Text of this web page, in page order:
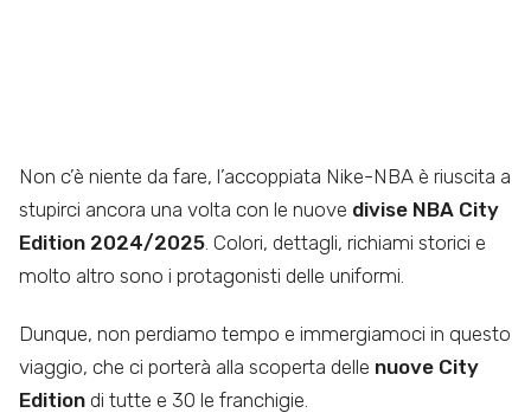
Non c’è niente da fare, l’accoppiata Nike-NBA è riuscita a
stupirci ancora una volta con le nuove divise NBA City
Edition 2024/2025 . Colori, dettagli, richiami storici e
molto altro sono i protagonisti delle uniformi.
Dunque, non perdiamo tempo e immergiamoci in questo
viaggio, che ci porterà alla scoperta delle nuove City
Edition di tutte e 30 le franchigie.